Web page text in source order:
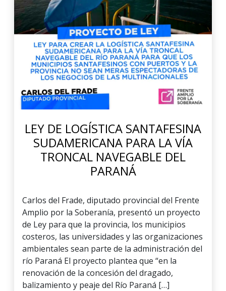
LEY DE LOGÍSTICA SANTAFESINA
SUDAMERICANA PARA LA VÍA
TRONCAL NAVEGABLE DEL
PARANÁ
Carlos del Frade, diputado provincial del Frente
Amplio por la Soberanía, presentó un proyecto
de Ley para que la provincia, los municipios
costeros, las universidades y las organizaciones
ambientales sean parte de la administración del
río Paraná El proyecto plantea que “en la
renovación de la concesión del dragado,
balizamiento y peaje del Río Paraná […]